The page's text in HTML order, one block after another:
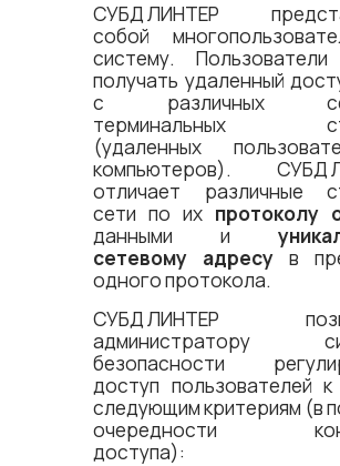
СУБД ЛИНТЕР
собой
систему.
получать удаленный
с различных
терминальных
(удаленных
компьютеров). СУБД
отличает различные
сети по их протоколу
данными и
сетевому адресу в
одного протокола.
СУБД ЛИНТЕР
администратору
безопасности
доступ пользователей
следующим критериям (в
очередности
доступа):